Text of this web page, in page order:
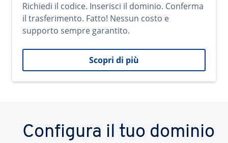
Richiedi il codice. Inserisci il dominio. Conferma
il trasferimento. Fatto! Nessun costo e
supporto sempre garantito.
Scopri di più
Configura il tuo dominio